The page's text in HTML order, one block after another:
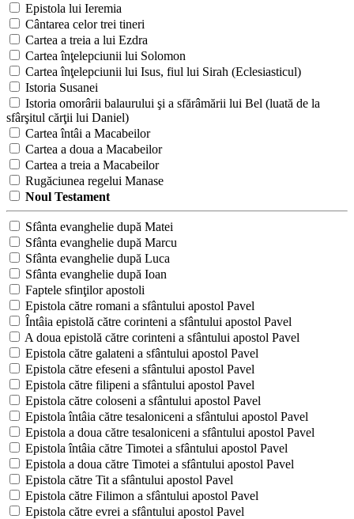
Epistola lui Ieremia
Cântarea celor trei tineri
Cartea a treia a lui Ezdra
Cartea înţelepciunii lui Solomon
Cartea înţelepciunii lui Isus, fiul lui Sirah (Eclesiasticul)
Istoria Susanei
Istoria omorârii balaurului şi a sfărâmării lui Bel (luată de la
sfârşitul cărţii lui Daniel)
Cartea întâi a Macabeilor
Cartea a doua a Macabeilor
Cartea a treia a Macabeilor
Rugăciunea regelui Manase
Noul Testament
Sfânta evanghelie după Matei
Sfânta evanghelie după Marcu
Sfânta evanghelie după Luca
Sfânta evanghelie după Ioan
Faptele sfinţilor apostoli
Epistola către romani a sfântului apostol Pavel
Întâia epistolă către corinteni a sfântului apostol Pavel
A doua epistolă către corinteni a sfântului apostol Pavel
Epistola către galateni a sfântului apostol Pavel
Epistola către efeseni a sfântului apostol Pavel
Epistola către filipeni a sfântului apostol Pavel
Epistola către coloseni a sfântului apostol Pavel
Epistola întâia către tesaloniceni a sfântului apostol Pavel
Epistola a doua către tesaloniceni a sfântului apostol Pavel
Epistola întâia către Timotei a sfântului apostol Pavel
Epistola a doua către Timotei a sfântului apostol Pavel
Epistola către Tit a sfântului apostol Pavel
Epistola către Filimon a sfântului apostol Pavel
Epistola către evrei a sfântului apostol Pavel